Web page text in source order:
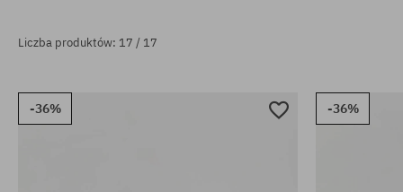
Liczba produktów: 17 / 17
-36% -36%